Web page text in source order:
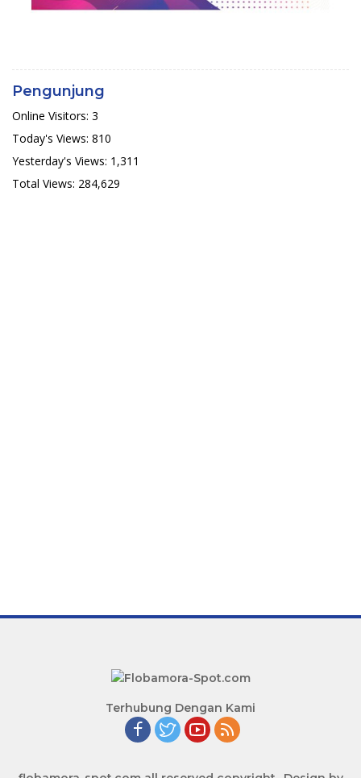
Pengunjung
Online Visitors: 3
Today's Views: 810
Yesterday's Views: 1,311
Total Views: 284,629
Terhubung Dengan Kami